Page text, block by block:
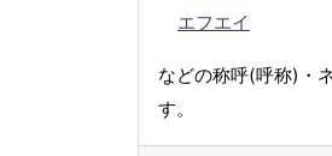
エフエイ
などの称呼(呼称)・
す。